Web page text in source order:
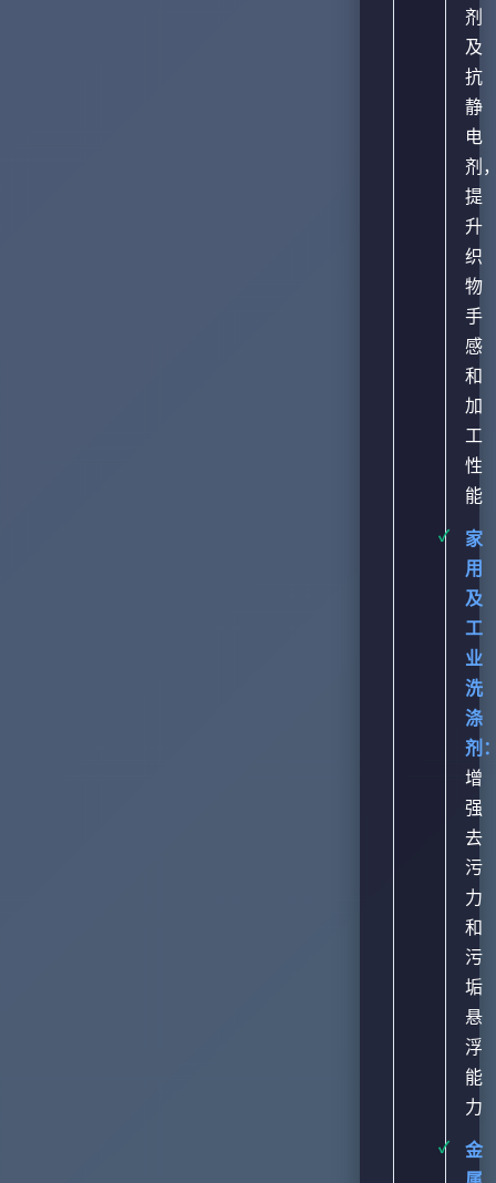
剂
及
抗
静
电
剂
提
升
织
物
手
感
和
加
工
性
能
家
用
及
工
业
洗
涤
剂
增
强
去
污
力
和
污
垢
悬
浮
能
力
金